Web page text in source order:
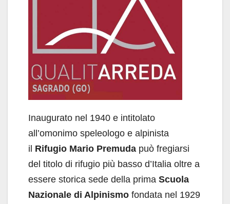
Inaugurato nel 1940 e intitolato
all’omonimo speleologo e alpinista
il Rifugio Mario Premuda può fregiarsi
del titolo di rifugio più basso d’Italia oltre a
essere storica sede della prima Scuola
Nazionale di Alpinismo fondata nel 1929